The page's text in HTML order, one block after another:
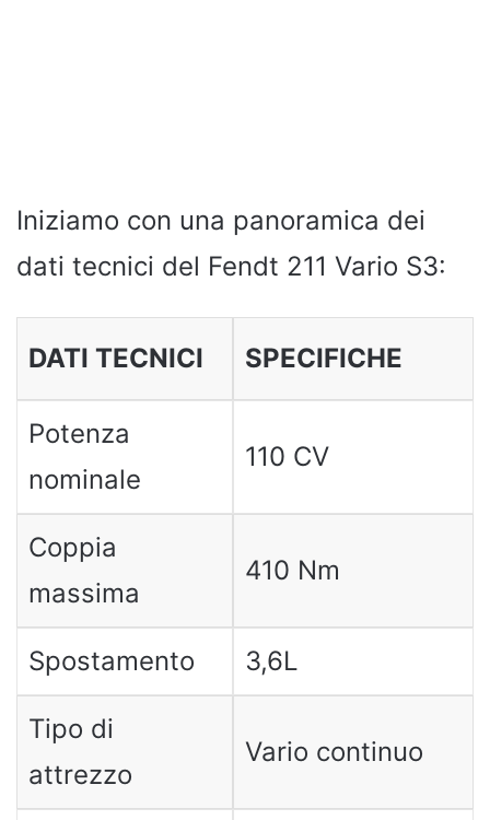
Iniziamo con una panoramica dei
dati tecnici del Fendt 211 Vario S3:
DATI TECNICI SPECIFICHE
Potenza
nominale
110 CV
Coppia
massima
410 Nm
Spostamento 3,6L
Tipo di
attrezzo
Vario continuo